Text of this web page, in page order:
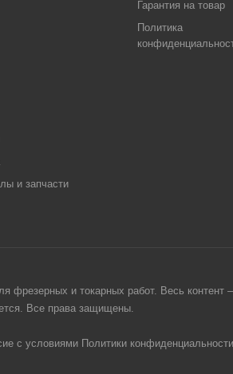
и запчасти
Гарантия на товар
Политика
и токарных работ. Весь контент
Все права защищены.
условиями Политики